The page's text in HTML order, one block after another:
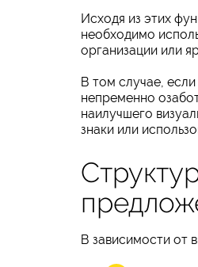
Исходя из этих
необходимо
организации или
В том случае,
непременно
наилучшего
знаки или
В зависимости от